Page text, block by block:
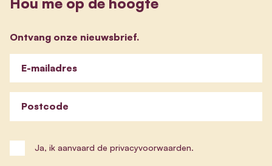
Ontvang onze nieuwsbrief.
E-mailadres
Postcode
Ja, ik aanvaard de privacyvoorwaarden.